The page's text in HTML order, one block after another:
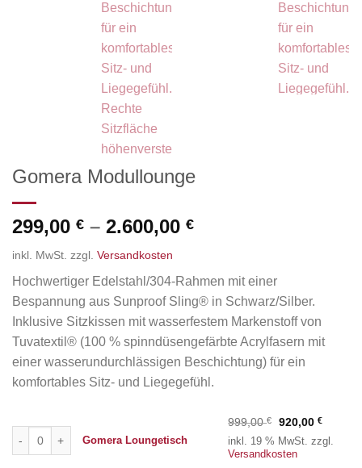
Gomera Modullounge
299,00 € – 2.600,00 €
inkl. MwSt. zzgl. Versandkosten
Hochwertiger Edelstahl/304-Rahmen mit einer
Bespannung aus Sunproof Sling® in Schwarz/Silber.
Inklusive Sitzkissen mit wasserfestem Markenstoff von
Tuvatextil® (100 % spinndüsengefärbte Acrylfasern mit
einer wasserundurchlässigen Beschichtung) für ein
komfortables Sitz- und Liegegefühl.
Gomera Loungetisch
999,00€
Ursprünglicher
Preis
war:
920,00 €
Preis
ist:
inkl. 19 % MwSt. zzgl.
Versandkosten